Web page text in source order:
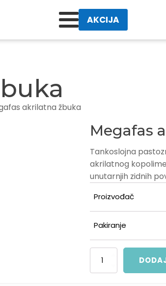
AKCIJA
akrilatna žbuka
Megafas
Tankoslojna
akrilatnog
unutarnjih zidnih
Proizvođač
Pakiranje
akrilatna
žbuka